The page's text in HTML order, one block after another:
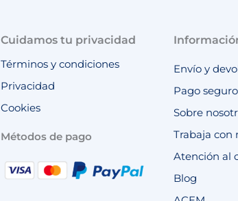
Cuidamos tu privacidad
Términos y condiciones
Privacidad
Cookies
Métodos de pago
Envío y
Pago seguro
Sobre
Trabaja con
Atención al
Blog